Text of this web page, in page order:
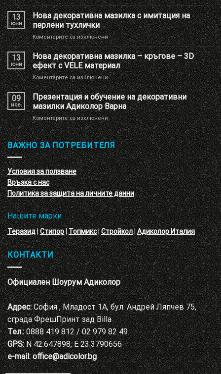
Ново
брандиране
на
Шоу
РУМ
Адиколор
13
юни
Нова декоративна мазилка с имитация на
перлени тухлички
Коментарите са изключениза
Нова
декоративна
мазилка
с
имитация
на
перлени
тухлички
13
юни
Нова декоративна мазилка – кръгове – 3D
ефект с VELE материал
Коментарите са изключениза
Нова
декоративна
мазилка
–
кръгове
–
3D
ефект
с
VELE
материал
09
ное.
Презентация и обучение на декоративни
мазилки Адиколор Варна
Коментарите са изключениза
Презентация
и
обучение
на
декоративни
мазилки
Адиколор
Варна
ВАЖНО ЗА ПОТРЕБИТЕЛЯ
Условия за ползване
Връзка с нас
Политика за защита на личните данни
Нашите марки
Теразид|Стипор|Топмикс|Стройкол|Адиколор Италия
КОНТАКТИ
Официален Шоурум Адиколор
Адрес:София , Младост 1А, бул. Андрей Ляпчев 75,
сграда ФрешПринт зад Billa
Тел.:0888 419 812 / 02 979 82 49
GPS:N 42.647898, E 23.3790656
e-mail: office@adicolor.bg